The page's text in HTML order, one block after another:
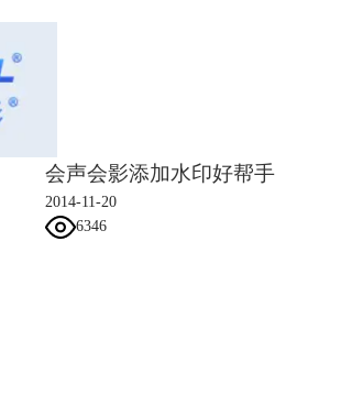
会声会影添加水印好帮手
2014-11-20
6346